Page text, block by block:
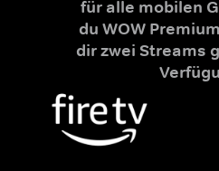
für alle mobilen
du WOW
dir zwei Streams